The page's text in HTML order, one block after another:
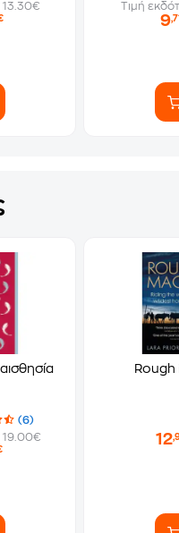
13.30€
Τιμή
9
(6)
19.00€
Rough
12